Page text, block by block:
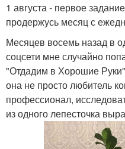
1 августа - первое
продержусь месяц с
Месяцев восемь назад в
соцсети мне случайно
"Отдадим в Хорошие
она не просто любитель
профессионал,
из одного лепесточка